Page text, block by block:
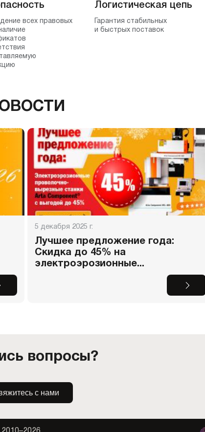
всех правовых
Логистическая цепь
Гарантия стабильных
и быстрых поставок
5 декабря 2025 г.
Лучшее предложение года:
Скидка до 45% на
электроэрозионные...
вопросы?
с нами